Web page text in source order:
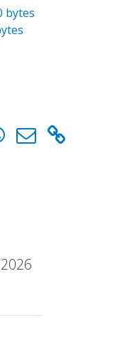
bytes